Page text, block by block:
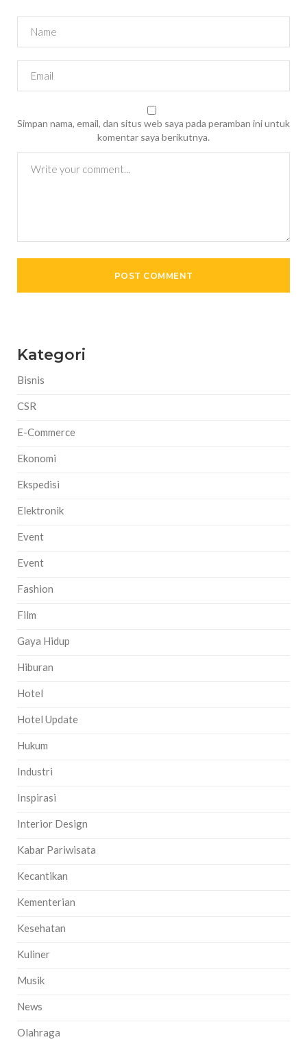
Simpan nama, email, dan situs web saya pada peramban ini untuk
komentar saya berikutnya.
Kategori
Bisnis
CSR
E-Commerce
Ekonomi
Ekspedisi
Elektronik
Event
Event
Fashion
Film
Gaya Hidup
Hiburan
Hotel
Hotel Update
Hukum
Industri
Inspirasi
Interior Design
Kabar Pariwisata
Kecantikan
Kementerian
Kesehatan
Kuliner
Musik
News
Olahraga